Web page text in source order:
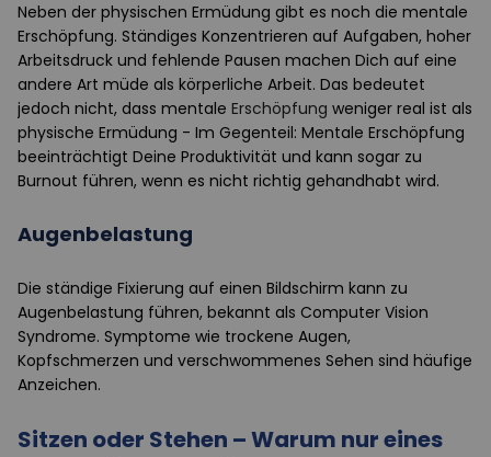
Neben der physischen Ermüdung gibt es noch die mentale
Erschöpfung. Ständiges Konzentrieren auf Aufgaben, hoher
Arbeitsdruck und fehlende Pausen machen Dich auf eine
andere Art müde als körperliche Arbeit. Das bedeutet
jedoch nicht, dass mentale Erschöpfung weniger real ist als
physische Ermüdung - Im Gegenteil: Mentale Erschöpfung
beeinträchtigt Deine Produktivität und kann sogar zu
Burnout führen, wenn es nicht richtig gehandhabt wird.
Augenbelastung
Die ständige Fixierung auf einen Bildschirm kann zu
Augenbelastung führen, bekannt als Computer Vision
Syndrome. Symptome wie trockene Augen,
Kopfschmerzen und verschwommenes Sehen sind häufige
Anzeichen.
Sitzen oder Stehen – Warum nur eines